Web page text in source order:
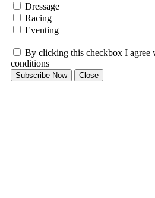
Dressage
Racing
Eventing
By clicking this checkbox I agree
conditions
Subscribe Now Close